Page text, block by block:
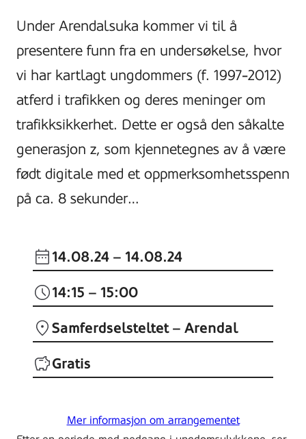
Under Arendalsuka kommer vi til å
presentere funn fra en undersøkelse, hvor
vi har kartlagt ungdommers (f. 1997-2012)
atferd i trafikken og deres meninger om
trafikksikkerhet. Dette er også den såkalte
generasjon z, som kjennetegnes av å være
født digitale med et oppmerksomhetsspenn
på ca. 8 sekunder…
14.08.24 – 14.08.24
14:15 – 15:00
Samferdselsteltet – Arendal
Gratis
Mer informasjon om arrangementet